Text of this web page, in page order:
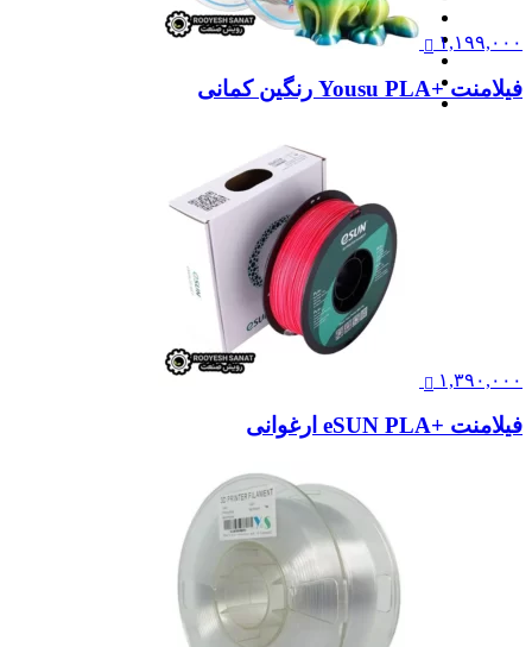
۱,۱۹۹,۰۰۰
فیلامنت +Yousu PLA رنگین کمانی
۱,۳۹۰,۰۰۰
فیلامنت +eSUN PLA ارغوانی